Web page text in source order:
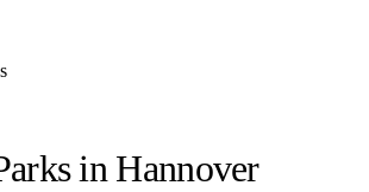
in Hannover